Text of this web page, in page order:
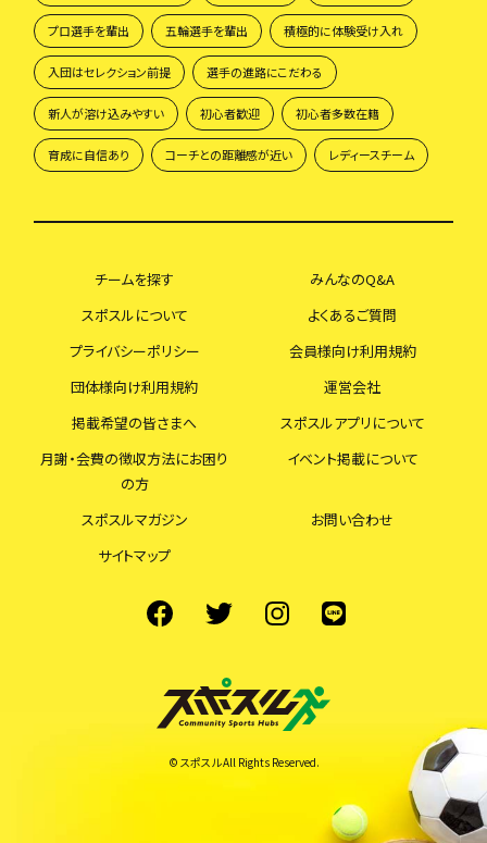
プロ選手を輩出 五輪選手を輩出 積極的に体験受け入れ
入団はセレクション前提 選手の進路にこだわる
新人が溶け込みやすい 初心者歓迎 初心者多数在籍
育成に自信あり コーチとの距離感が近い レディースチーム
© スポスル All Rights Reserved.
チームを探す
みんなのQ&A
スポスルについて
よくあるご質問
プライバシーポリシー
会員様向け利用規約
団体様向け利用規約
運営会社
掲載希望の皆さまへ
スポスルアプリについて
月謝・会費の徴収方法にお困り
の方
イベント掲載について
スポスルマガジン
お問い合わせ
サイトマップ